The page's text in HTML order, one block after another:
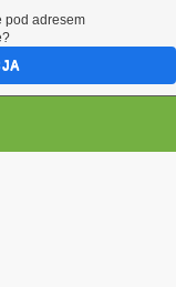
pod adresem